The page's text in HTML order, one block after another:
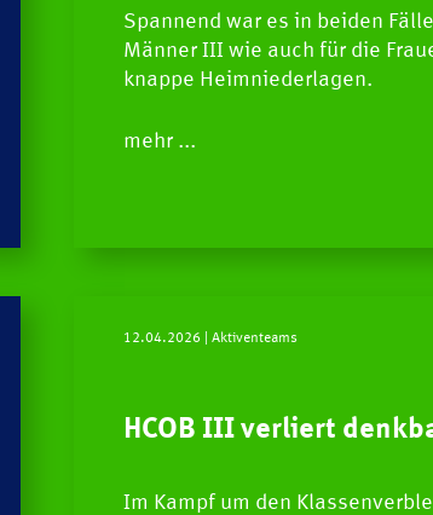
NEWS
Spannend war es in beiden
Männer III wie auch für die
knappe Heimniederlagen.
mehr ...
12.04.2026 | Aktiventeams
HCOB III verliert
Im Kampf um den